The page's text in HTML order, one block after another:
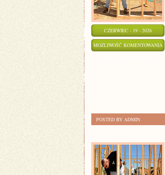
CZERWIEC - 19 - 2026
MOŻLIWOŚĆ KOMENTOWANIA
POSTED BY ADMIN